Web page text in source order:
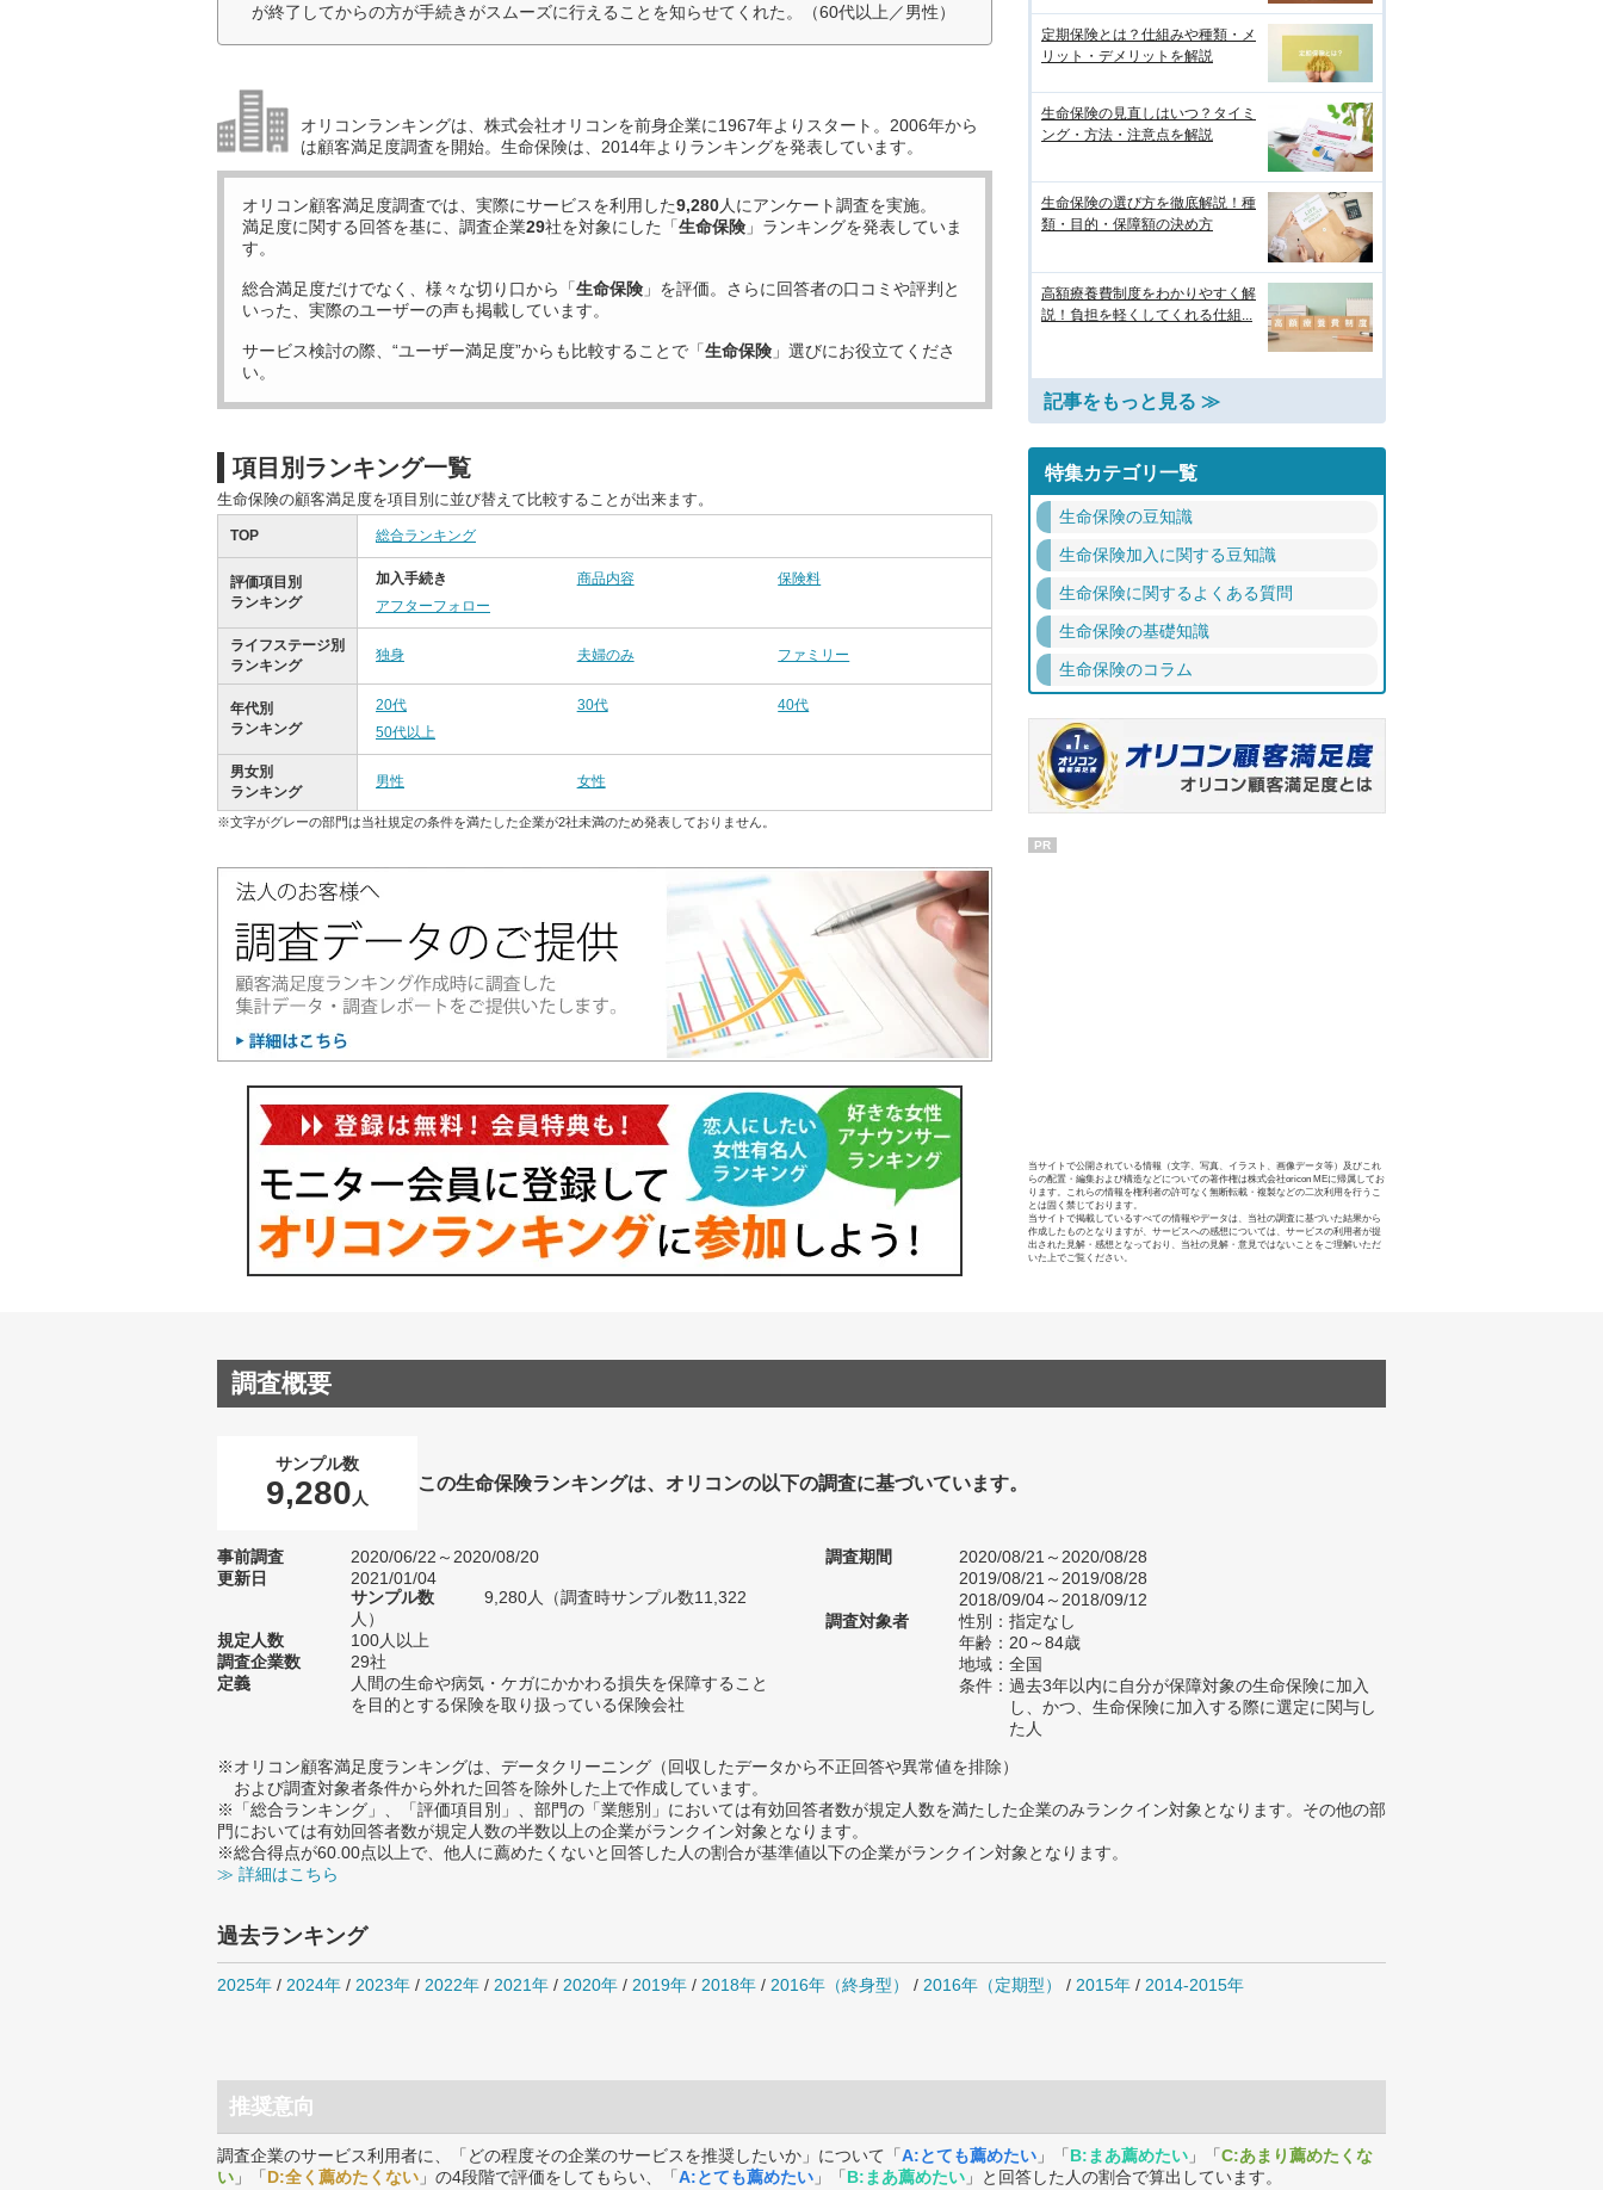
が終了してからの方が手続きがスムーズに行えることを知らせてくれた。（60代以上／男性）
オリコンランキングは、株式会社オリコンを前身企業に1967年よりスタート。2006年から
は顧客満足度調査を開始。生命保険は、2014年よりランキングを発表しています。
オリコン顧客満足度調査では、実際にサービスを利用した9,280人にアンケート調査を実施。
満足度に関する回答を基に、調査企業29社を対象にした「生命保険 」ランキングを発表していま
す。
総合満足度だけでなく、様々な切り口から「生命保険 」を評価。さらに回答者の口コミや評判と
いった、実際のユーザーの声も掲載しています。
サービス検討の際、“ユーザー満足度”からも比較することで「生命保険 」選びにお役立てくださ
い。
項目別ランキング一覧
生命保険の顧客満足度を項目別に並び替えて比較することが出来ます。
TOP 総合ランキング
評価項目別
ランキング
加入手続き 商品内容
保険料
アフターフォロー
ライフステージ別
ランキング
独身 夫婦のみ ファミリー
年代別
ランキング
20代 30代
40代
50代以上
男女別
ランキング
男性 女性
※文字がグレーの部門は当社規定の条件を満たした企業が2社未満のため発表しておりません。
定期保険とは？仕組みや種類・メ
リット・デメリットを解説
生命保険の見直しはいつ？タイミ
ング・方法・注意点を解説
生命保険の選び方を徹底解説！種
類・目的・保障額の決め方
高額療養費制度をわかりやすく解
説！負担を軽くしてくれる仕組...
記事をもっと見る ≫
特集カテゴリ一覧
生命保険の豆知識
生命保険加入に関する豆知識
生命保険に関するよくある質問
生命保険の基礎知識
生命保険のコラム
PR
当サイトで公開されている情報（文字、写真、イラスト、画像データ等）及びこれ
らの配置・編集および構造などについての著作権は株式会社oricon MEに帰属してお
ります。これらの情報を権利者の許可なく無断転載・複製などの二次利用を行うこ
とは固く禁じております。
当サイトで掲載しているすべての情報やデータは、当社の調査に基づいた結果から
作成したものとなりますが、サービスへの感想については、サービスの利用者が提
出された見解・感想となっており、当社の見解・意見ではないことをご理解いただ
いた上でご覧ください。
調査概要
サンプル数
9,280 人
この生命保険ランキングは、オリコンの以下の調査に基づいています。
事前調査
2020/06/22～2020/08/20
更新日
2021/01/04
サンプル数
9,280人（調査時サンプル数11,322
人）
規定人数
100人以上
調査企業数
29社
定義
人間の生命や病気・ケガにかかわる損失を保障すること
を目的とする保険を取り扱っている保険会社
調査期間
2020/08/21～2020/08/28
2019/08/21～2019/08/28
2018/09/04～2018/09/12
調査対象者
性別：指定なし
年齢：20～84歳
地域：全国
条件：過去3年以内に自分が保障対象の生命保険に加入
し、かつ、生命保険に加入する際に選定に関与し
た人
※オリコン顧客満足度ランキングは、データクリーニング（回収したデータから不正回答や異常値を排除）
および調査対象者条件から外れた回答を除外した上で作成しています。
※「総合ランキング」、「評価項目別」、部門の「業態別」においては有効回答者数が規定人数を満たした企業のみランクイン対象となります。その他の部
門においては有効回答者数が規定人数の半数以上の企業がランクイン対象となります。
※総合得点が60.00点以上で、他人に薦めたくないと回答した人の割合が基準値以下の企業がランクイン対象となります。
≫ 詳細はこちら
過去ランキング
2025年 / 2024年 / 2023年 / 2022年 / 2021年 / 2020年 / 2019年 / 2018年 / 2016年（終身型） / 2016年（定期型） / 2015年 / 2014-2015年
推奨意向
調査企業のサービス利用者に、「どの程度その企業のサービスを推奨したいか」について「A:とても薦めたい 」「B:まあ薦めたい 」「C:あまり薦めたくな
い 」「D:全く薦めたくない 」の4段階で評価をしてもらい、「A:とても薦めたい 」「B:まあ薦めたい 」と回答した人の割合で算出しています。